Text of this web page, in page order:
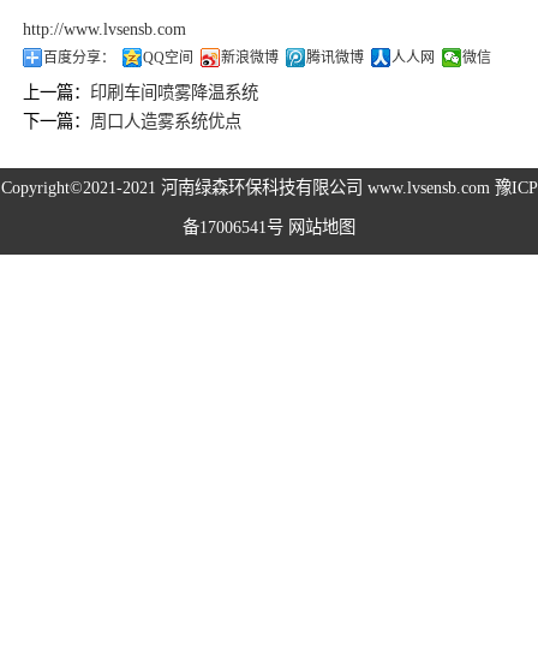
http://www.lvsensb.com
百度分享： QQ空间 新浪微博 腾讯微博 人人网 微信
上一篇： 印刷车间喷雾降温系统
下一篇： 周口人造雾系统优点
Copyright©2021-2021 河南绿森环保科技有限公司 www.lvsensb.com 豫ICP
备17006541号 网站地图
降尘喷雾设备
小区喷雾设备
高空除尘雾桩